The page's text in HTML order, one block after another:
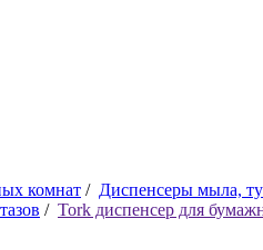
комнат / Диспенсеры мыла,
/ Tork диспенсер для